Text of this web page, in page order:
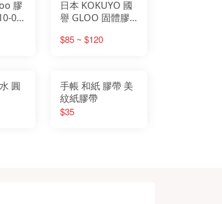
07
日本 KOKUYO 國
譽 GLOO 固體膠
$85 ~ $120
圓
手帳 和紙 膠帶 美
紋紙膠帶
$35